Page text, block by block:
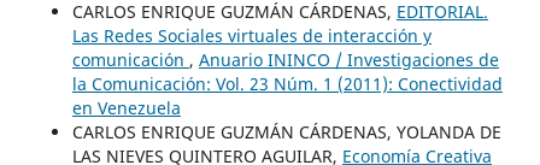
CARLOS ENRIQUE GUZMÁN CÁRDENAS, EDITORIAL.
Las Redes Sociales virtuales de interacción y
comunicación , Anuario ININCO / Investigaciones de
la Comunicación: Vol. 23 Núm. 1 (2011): Conectividad
en Venezuela
CARLOS ENRIQUE GUZMÁN CÁRDENAS, YOLANDA DE
LAS NIEVES QUINTERO AGUILAR, Economía Creativa